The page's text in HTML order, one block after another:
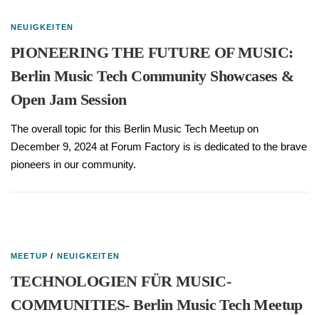
NEUIGKEITEN
PIONEERING THE FUTURE OF MUSIC:
Berlin Music Tech Community Showcases &
Open Jam Session
The overall topic for this Berlin Music Tech Meetup on
December 9, 2024 at Forum Factory is is dedicated to the brave
pioneers in our community.
MEETUP / NEUIGKEITEN
TECHNOLOGIEN FÜR MUSIC-
COMMUNITIES- Berlin Music Tech Meetup